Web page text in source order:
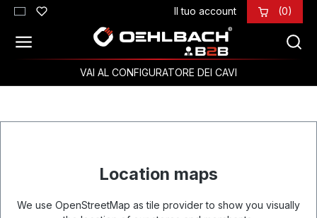
Passa al contenuto principale Il tuo account (0)
VAI AL CONFIGURATORE DEI CAVI
Location maps
We use OpenStreetMap as tile provider to show you visually